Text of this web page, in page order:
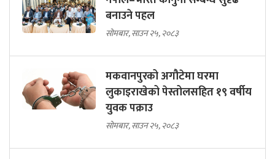
बनाउने पहल
सोमबार, साउन २५, २०८३
मकवानपुरको अगौटेमा घरमा
लुकाइराखेको पेस्तोलसहित १९ वर्षीय
युवक पक्राउ
सोमबार, साउन २५, २०८३